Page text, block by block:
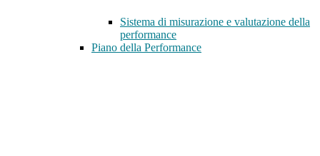
Sistema di misurazione e valutazione della
performance
Piano della Performance